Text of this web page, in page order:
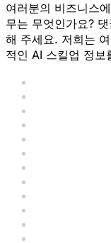
여러분의 비즈니스
무는 무엇인가요?
해 주세요. 저희는
적인 AI 스킬업 정보